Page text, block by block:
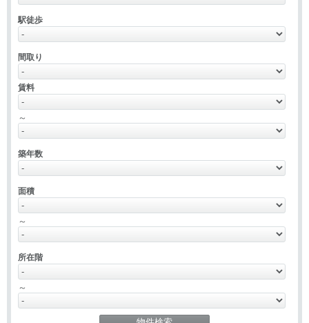
駅徒歩
間取り
賃料
～
築年数
面積
～
所在階
～